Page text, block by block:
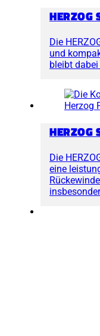
HERZOG
Die
und
bleibt
HERZOG
Die
eine